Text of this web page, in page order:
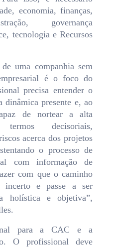
economia, finanças,
governança
tecnologia e Recursos
uma companhia sem
é o foco do
precisa entender o
dinâmica presente e, ao
de nortear a alta
decisoriais,
acerca dos projetos
o processo de
com informação de
com que o caminho
e passe a ser
holística e objetiva”,
para a CAC e a
O profissional deve